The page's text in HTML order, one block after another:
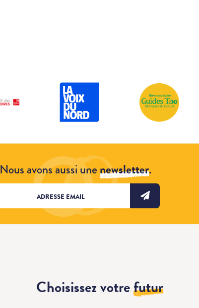
Nous avons aussi unenewsletter.
Choisissez votrefutur